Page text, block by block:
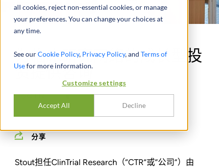
all cookies, reject non-essential cookies, or manage
your preferences. You can change your choices at
any time.
See ourCookie Policy, Privacy Policy, and Terms of
Usefor more information.
Customize settings
Accept All Decline
为临床研究网络的成长型投
资提供咨询
分享
Stout担任ClinTrial Research（“CTR”或“公司”）由